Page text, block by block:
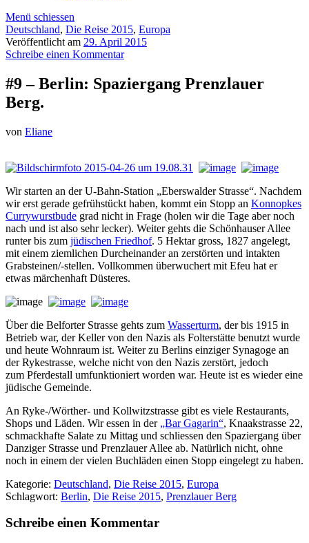
Menü schiessen
Deutschland, Die Reise 2015, Europa
Veröffentlicht am 29. April 2015
Schreibe einen Kommentar
#9 – Berlin: Spaziergang Prenzlauer
Berg.
von Eliane
Wir starten an der U-Bahn-Station „Eberswalder Strasse“. Nachdem
wir erst gerade gefrühstückt haben, kommt ein Stopp an Konnopkes
Currywurstbude grad nicht in Frage (holen wir die Tage aber noch
nach und ist also sehr lecker). Weiter gehts die Schönhauser Allee
runter bis zum jüdischen Friedhof. 5 Hektar gross, 1827 angelegt,
mit einem ziemlichen Durcheinander an zerstörten und intakten
Grabsteinen/-stellen. Vollkommen überwuchert mit Efeu hat er
etwas märchenhaft Düsteres.
Über die Belforter Strasse gehts zum Wasserturm, der bis 1915 in
Betrieb war, der Keller von den Nazis als Folterstätte benutzt wurde
und heute Wohnraum ist. Weiter zu Berlins einziger Synagoge an
der Rykestrasse, welche nicht von den Nazis zerstört, jedoch
zum Pferdestall umfunktioniert worden war. Heute ist es wieder eine
jüdische Gemeinde.
An Ryke-/Wörther- und Kollwitzstrasse gibt es viele Restaurants,
Shops und Läden. Wir essen in der „Bar Gagarin“, Knaakstrasse 22,
schmackhafte Salate zu Mittag und schliessen den Spaziergang über
Danziger Strasse und Prenzlauer Allee ab. Natürlich nicht, ohne
noch in einem der vielen Buchläden einen Stopp eingelegt zu haben.
Kategorie: Deutschland, Die Reise 2015, Europa
Schlagwort: Berlin, Die Reise 2015, Prenzlauer Berg
Schreibe einen Kommentar